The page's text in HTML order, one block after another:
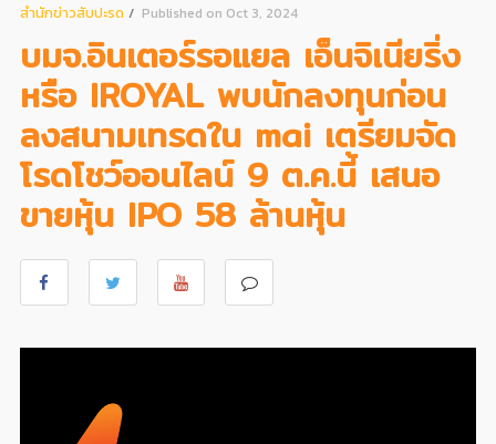
สํานักข่าวสับปะรด
Published on Oct 3, 2024
บมจ.อินเตอร์รอแยล เอ็นจิเนียริ่ง
หรือ IROYAL พบนักลงทุนก่อน
ลงสนามเทรดใน mai เตรียมจัด
โรดโชว์ออนไลน์ 9 ต.ค.นี้ เสนอ
ขายหุ้น IPO 58 ล้านหุ้น